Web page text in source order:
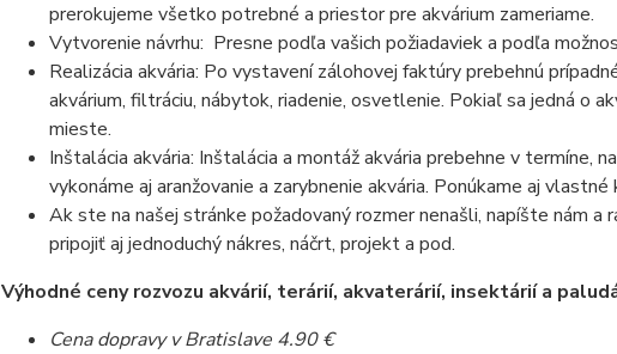
prerokujeme všetko potrebné a priestor pre akvárium zameriame.
Vytvorenie návrhu: Presne podľa vašich požiadaviek a podľa
Realizácia akvária: Po vystavení zálohovej faktúry prebehnú
akvárium, filtráciu, nábytok, riadenie, osvetlenie. Pokiaľ sa jedná o
mieste.
Inštalácia akvária: Inštalácia a montáž akvária prebehne v termíne,
vykonáme aj aranžovanie a zarybnenie akvária. Ponúkame aj
Ak ste na našej stránke požadovaný rozmer nenašli, napíšte nám
pripojiť aj jednoduchý nákres, náčrt, projekt a pod.
Výhodné ceny rozvozu akvárií, terárií, akvaterárií, insektárií a
Cena dopravy v Bratislave 4.90 €